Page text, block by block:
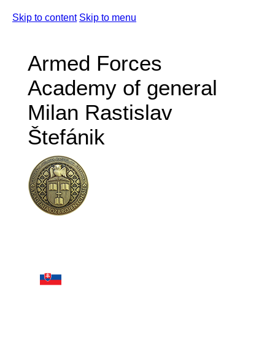
Skip to content Skip to menu
Armed Forces
Academy of general
Milan Rastislav
Štefánik